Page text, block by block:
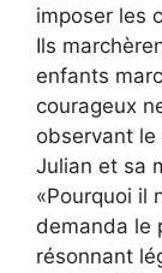
imposer les
Ils
enfants
courageux
observant le
Julian et sa
«Pourquoi il
demanda le
résonnant